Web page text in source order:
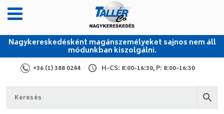
Nagykereskedésként magánszemélyeket sajnos nem áll
módunkban kiszolgálni.
+36 (1) 388 0244 H-CS: 8:00-16:30, P: 8:00-16:30